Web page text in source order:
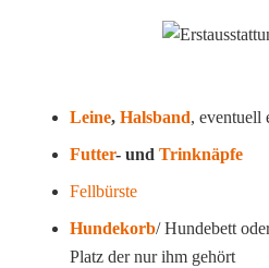
Leine, Halsband, eventuell
Futter- und Trinknäpfe
Fellbürste
Hundekorb/ Hundebett
Platz der nur ihm gehört